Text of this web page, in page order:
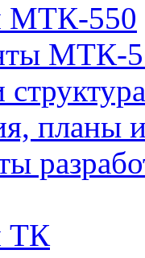
МТК-550
МТК-
структура
планы
ТК